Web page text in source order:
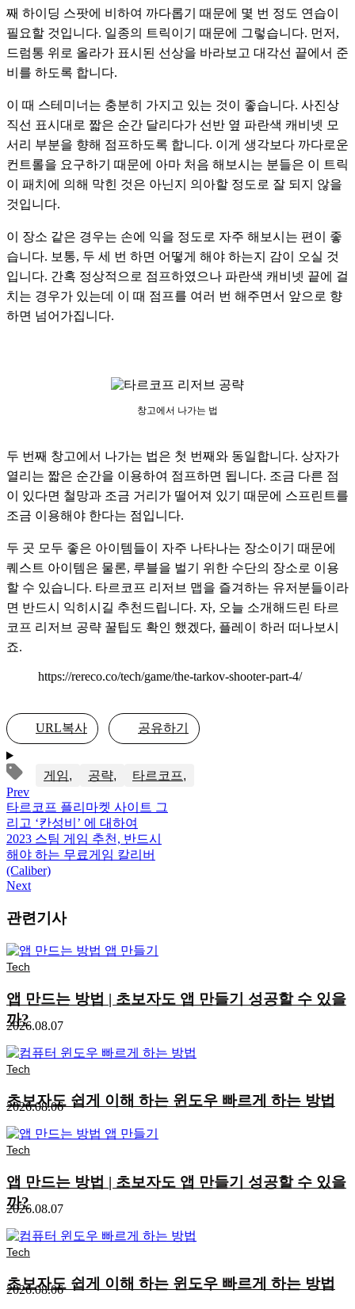
째 하이딩 스팟에 비하여 까다롭기 때문에 몇 번 정도 연습이
필요할 것입니다. 일종의 트릭이기 때문에 그렇습니다. 먼저,
드럼통 위로 올라가 표시된 선상을 바라보고 대각선 끝에서 준
비를 하도록 합니다.
이 때 스테미너는 충분히 가지고 있는 것이 좋습니다. 사진상
직선 표시대로 짧은 순간 달리다가 선반 옆 파란색 캐비넷 모
서리 부분을 향해 점프하도록 합니다. 이게 생각보다 까다로운
컨트롤을 요구하기 때문에 아마 처음 해보시는 분들은 이 트릭
이 패치에 의해 막힌 것은 아닌지 의아할 정도로 잘 되지 않을
것입니다.
이 장소 같은 경우는 손에 익을 정도로 자주 해보시는 편이 좋
습니다. 보통, 두 세 번 하면 어떻게 해야 하는지 감이 오실 것
입니다. 간혹 정상적으로 점프하였으나 파란색 캐비넷 끝에 걸
치는 경우가 있는데 이 때 점프를 여러 번 해주면서 앞으로 향
하면 넘어가집니다.
창고에서 나가는 법
두 번째 창고에서 나가는 법은 첫 번째와 동일합니다. 상자가
열리는 짧은 순간을 이용하여 점프하면 됩니다. 조금 다른 점
이 있다면 철망과 조금 거리가 떨어져 있기 때문에 스프린트를
조금 이용해야 한다는 점입니다.
두 곳 모두 좋은 아이템들이 자주 나타나는 장소이기 때문에
퀘스트 아이템은 물론, 루블을 벌기 위한 수단의 장소로 이용
할 수 있습니다. 타르코프 리저브 맵을 즐겨하는 유저분들이라
면 반드시 익히시길 추천드립니다. 자, 오늘 소개해드린 타르
코프 리저브 공략 꿀팁도 확인 했겠다, 플레이 하러 떠나보시
죠.
https://rereco.co/tech/game/the-tarkov-shooter-part-4/
URL복사 공유하기
게임 공략
타르코프
Prev
타르코프 플리마켓 사이트 그
리고 ‘칸성비’ 에 대하여
2023 스팀 게임 추천, 반드시
해야 하는 무료게임 칼리버
(Caliber)
Next
관련기사
Tech
앱 만드는 방법 | 초보자도 앱 만들기 성공할 수 있을
까?
2026.08.07
Tech
초보자도 쉽게 이해 하는 윈도우 빠르게 하는 방법
2026.08.06
Tech
앱 만드는 방법 | 초보자도 앱 만들기 성공할 수 있을
까?
2026.08.07
Tech
초보자도 쉽게 이해 하는 윈도우 빠르게 하는 방법
2026.08.06